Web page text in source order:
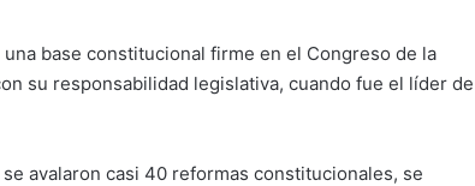
base constitucional firme en el Congreso de la
su responsabilidad legislativa, cuando fue el líder de
avalaron casi 40 reformas constitucionales, se